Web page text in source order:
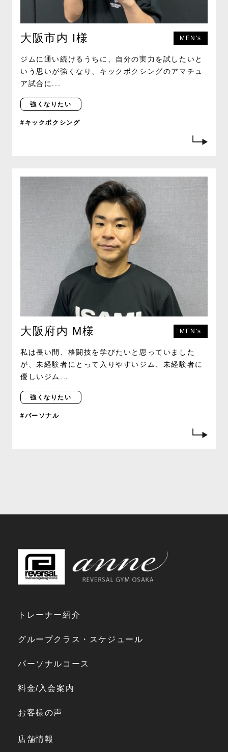
大阪市内 I様 MEN's
ジムに通い続けるうちに、自分の実力を試したいと
いう思いが強くなり、キックボクシングのアマチュ
ア試合に...
強くなりたい
#キックボクシング
大阪府内 M様 MEN's
私は長い間、格闘技を学びたいと思っていました
が、未経験者にとって入りやすいジム、未経験者に
優しいジム...
強くなりたい
#パーソナル
トレーナー紹介
グループクラス・スケジュール
パーソナルコース
料金/入会案内
お客様の声
店舗情報